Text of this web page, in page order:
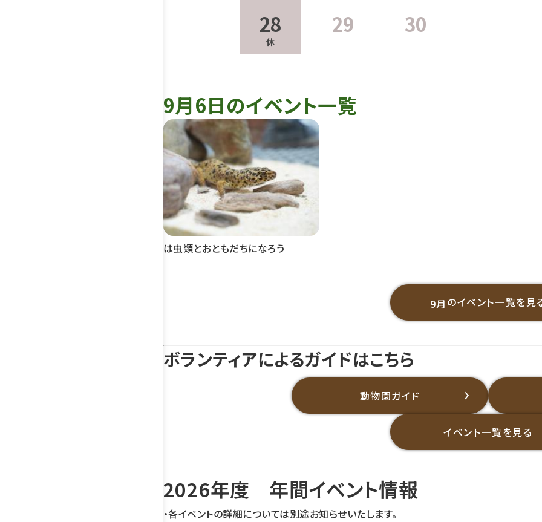
28 29 30
9月6日のイベント一覧
は虫類とおともだちになろう
9月 のイベント一覧を見
ボランティアによるガイドはこちら
動物園ガイド
イベント一覧を見る
2026年度 年間イベント情報
・各イベントの詳細については別途お知らせいたします。